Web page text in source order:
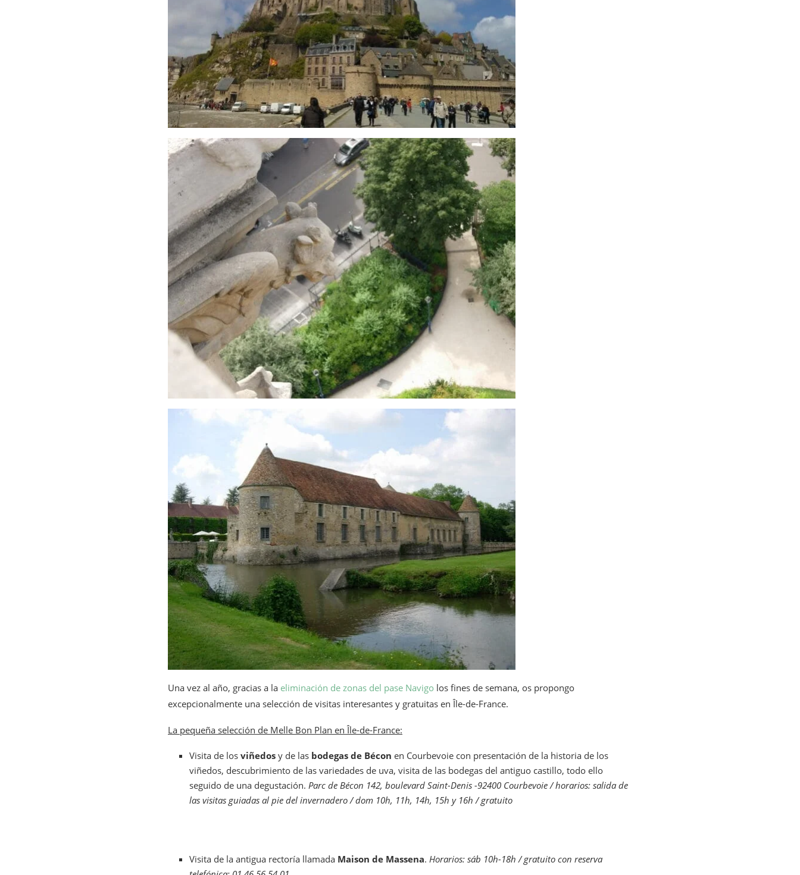
Una vez al año, gracias a la eliminación de zonas del pase Navigo los fines de semana, os propongo
excepcionalmente una selección de visitas interesantes y gratuitas en Île-de-France.
La pequeña selección de Melle Bon Plan en Île-de-France:
Visita de los viñedos y de las bodegas de Bécon en Courbevoie con presentación de la historia de los
viñedos, descubrimiento de las variedades de uva, visita de las bodegas del antiguo castillo, todo ello
seguido de una degustación. Parc de Bécon 142, boulevard Saint-Denis -92400 Courbevoie / horarios: salida de
las visitas guiadas al pie del invernadero / dom 10h, 11h, 14h, 15h y 16h / gratuito
Visita de la antigua rectoría llamada Maison de Massena. Horarios: sáb 10h-18h / gratuito con reserva